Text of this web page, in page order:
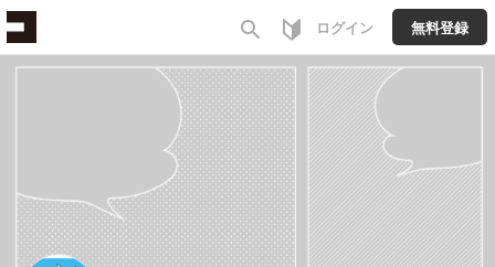
search ログイン 無料登録